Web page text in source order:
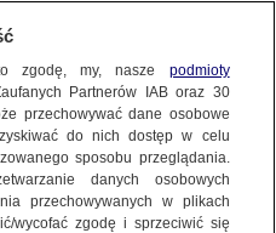
usług
zgodę, my, nasze podmioty
Partnerów IAB oraz 30
przechowywać dane osobowe
do nich dostęp w celu
sposobu przeglądania.
danych osobowych
przechowywanych w plikach
wycofać zgodę i sprzeciwić się